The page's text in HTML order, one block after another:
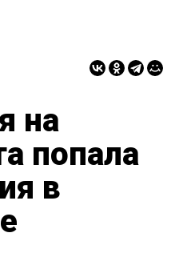
на
попала
в